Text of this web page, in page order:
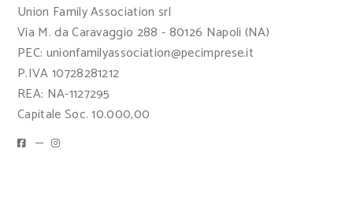
Union Family Association srl
Via M. da Caravaggio 288 - 80126 Napoli (NA)
PEC: unionfamilyassociation@pecimprese.it
P.IVA 10728281212
REA: NA-1127295
Capitale Soc. 10.000,00